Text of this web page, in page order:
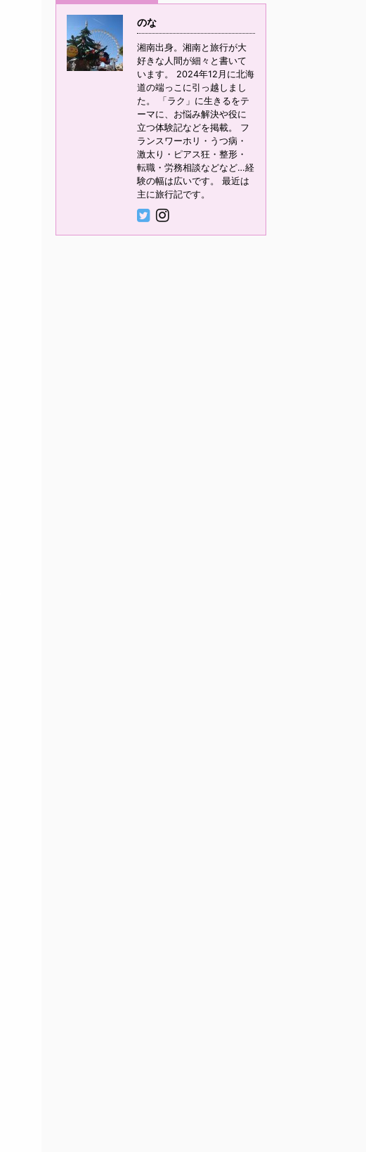
のな
湘南出身。湘南と旅行が大
好きな人間が細々と書いて
います。 2024年12月に北海
道の端っこに引っ越しまし
た。 「ラク」に生きるをテ
ーマに、お悩み解決や役に
立つ体験記などを掲載。 フ
ランスワーホリ・うつ病・
激太り・ピアス狂・整形・
転職・労務相談などなど…経
験の幅は広いです。 最近は
主に旅行記です。